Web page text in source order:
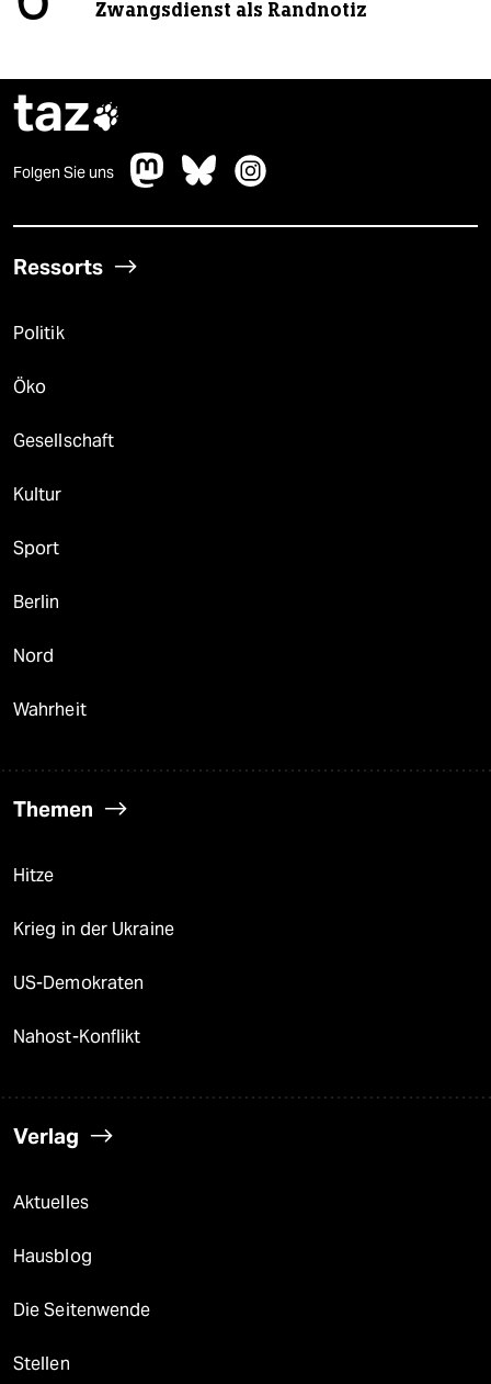
Zwangsdienst als Randnotiz
taz
Folgen Sie uns
Ressorts
Politik
Öko
Gesellschaft
Kultur
Sport
Berlin
Nord
Wahrheit
Themen
Hitze
Krieg in der Ukraine
US-Demokraten
Nahost-Konflikt
Verlag
Aktuelles
Hausblog
Die Seitenwende
Stellen